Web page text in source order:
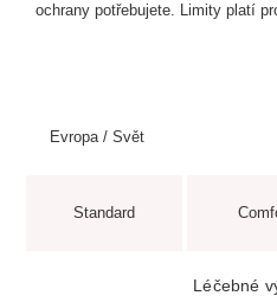
ochrany potřebujete. Limity platí
Evropa / Svět
Standard
Léčebné